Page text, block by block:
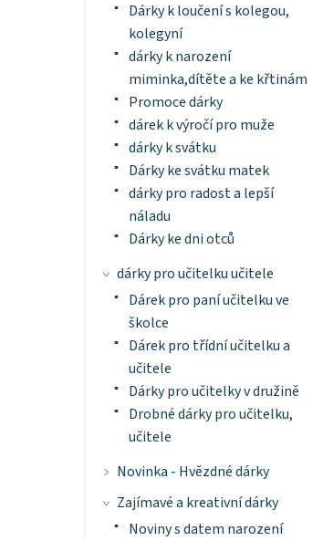
Dárky k loučení s kolegou,
kolegyní
dárky k narození
miminka,dítěte a ke křtinám
Promoce dárky
dárek k výročí pro muže
dárky k svátku
Dárky ke svátku matek
dárky pro radost a lepší
náladu
Dárky ke dni otců
dárky pro učitelku učitele
Dárek pro paní učitelku ve
školce
Dárek pro třídní učitelku a
učitele
Dárky pro učitelky v družině
Drobné dárky pro učitelku,
učitele
Novinka - Hvězdné dárky
Zajímavé a kreativní dárky
Noviny s datem narození